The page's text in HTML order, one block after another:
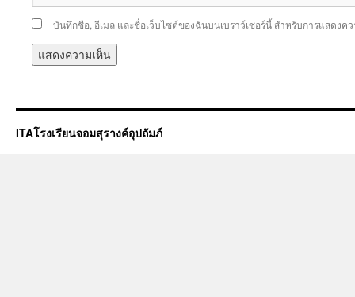
บันทึกชื่อ, อีเมล และชื่อเว็บไซต์ของฉันบนเบราว์เซอร์นี้ สำหรับการแสดงค
ITAโรงเรียนจอมสุรางค์อุปถัมภ์